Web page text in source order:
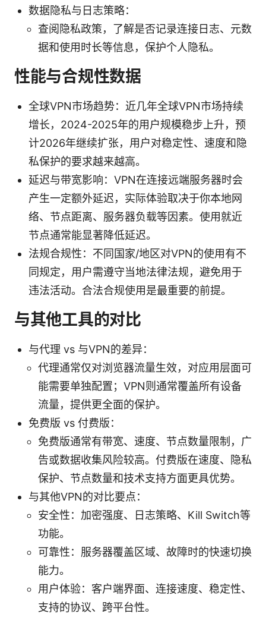
数据隐私与日志策略：
查阅隐私政策，了解是否记录连接日志、元数
据和使用时长等信息，保护个人隐私。
性能与合规性数据
全球VPN市场趋势：近几年全球VPN市场持续
增长，2024-2025年的用户规模稳步上升，预
计2026年继续扩张，用户对稳定性、速度和隐
私保护的要求越来越高。
延迟与带宽影响：VPN在连接远端服务器时会
产生一定额外延迟，实际体验取决于你本地网
络、节点距离、服务器负载等因素。使用就近
节点通常能显著降低延迟。
法规合规性：不同国家/地区对VPN的使用有不
同规定，用户需遵守当地法律法规，避免用于
违法活动。合法合规使用是最重要的前提。
与其他工具的对比
与代理 vs 与VPN的差异：
代理通常仅对浏览器流量生效，对应用层面可
能需要单独配置；VPN则通常覆盖所有设备
流量，提供更全面的保护。
免费版 vs 付费版：
免费版通常有带宽、速度、节点数量限制，广
告或数据收集风险较高。付费版在速度、隐私
保护、节点数量和技术支持方面更具优势。
与其他VPN的对比要点：
安全性：加密强度、日志策略、Kill Switch等
功能。
可靠性：服务器覆盖区域、故障时的快速切换
能力。
用户体验：客户端界面、连接速度、稳定性、
支持的协议、跨平台性。